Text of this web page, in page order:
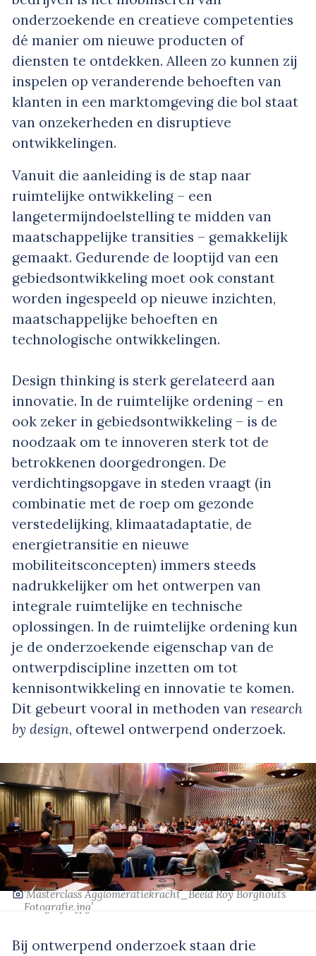
onderzoekende en creatieve competenties
dé manier om nieuwe producten of
diensten te ontdekken. Alleen zo kunnen zij
inspelen op veranderende behoeften van
klanten in een marktomgeving die bol staat
van onzekerheden en disruptieve
ontwikkelingen.
Vanuit die aanleiding is de stap naar
ruimtelijke ontwikkeling – een
langetermijndoelstelling te midden van
maatschappelijke transities – gemakkelijk
gemaakt. Gedurende de looptijd van een
gebiedsontwikkeling moet ook constant
worden ingespeeld op nieuwe inzichten,
maatschappelijke behoeften en
technologische ontwikkelingen.
Design thinking is sterk gerelateerd aan
innovatie. In de ruimtelijke ordening – en
ook zeker in gebiedsontwikkeling – is de
noodzaak om te innoveren sterk tot de
betrokkenen doorgedrongen. De
verdichtingsopgave in steden vraagt (in
combinatie met de roep om gezonde
verstedelijking, klimaatadaptatie, de
energietransitie en nieuwe
mobiliteitsconcepten) immers steeds
nadrukkelijker om het ontwerpen van
integrale ruimtelijke en technische
oplossingen. In de ruimtelijke ordening kun
je de onderzoekende eigenschap van de
ontwerpdiscipline inzetten om tot
kennisontwikkeling en innovatie te komen.
Dit gebeurt vooral in methoden van research
by design, oftewel ontwerpend onderzoek.
‘Masterclass Agglomeratiekracht_Beeld Roy Borghouts
Fotografie.jpg’
Bij ontwerpend onderzoek staan drie